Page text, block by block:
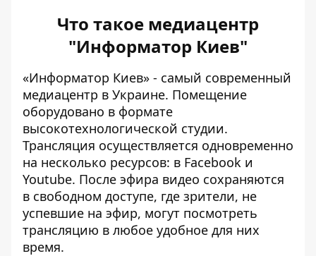
Что такое медиацентр
"Информатор Киев"
«Информатор Киев» - самый современный
медиацентр в Украине. Помещение
оборудовано в формате
высокотехнологической студии.
Трансляция осуществляется одновременно
на несколько ресурсов: в Facebook и
Youtube. После эфира видео сохраняются
в свободном доступе, где зрители, не
успевшие на эфир, могут посмотреть
трансляцию в любое удобное для них
время.